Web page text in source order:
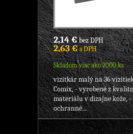
2,14 €bez DPH
2,63 €s DPH
Skladom viac ako 2000 ks
vizitkár malý na 36
Comix, - vyrobené z
materiálu v dizajne kože, -
ochranné...